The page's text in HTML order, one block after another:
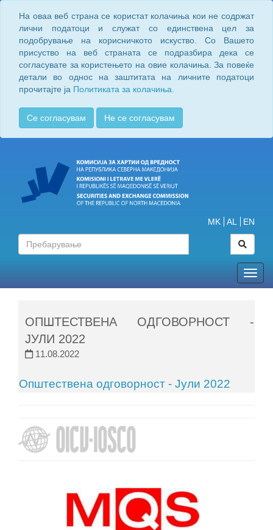
На оваа веб страна се користат колачиња кои не содржат
лични податоци и служат со единствена цел за
подобрување на корисничкото искуство. Со Вашето
присуство на веб страната се подразбира дека се
согласувате за користењето на овие колачиња. За повеќе
детали во однос на заштитата на личните податоци
прочитајте ја Политиката за колачиња.
Се согласувам Не се согласувам
MK AL EN
ОПШТЕСТВЕНА ОДГОВОРНОСТ -
ЈУЛИ 2022
11.08.2022
Општествена одговорност - Јули 2022